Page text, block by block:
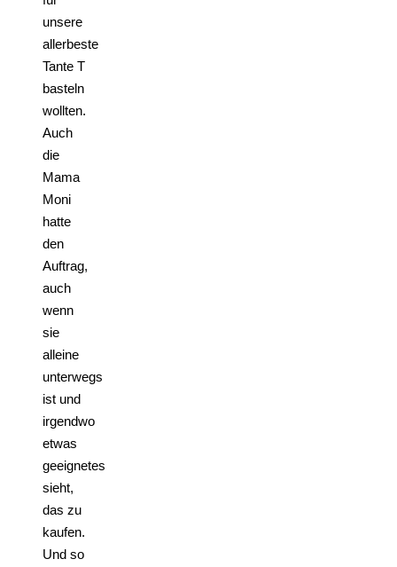
unsere
allerbeste
Tante T
basteln
wollten.
Auch
die
Mama
Moni
hatte
den
Auftrag,
auch
wenn
sie
alleine
unterwegs
ist und
irgendwo
etwas
geeignetes
sieht,
das zu
kaufen.
Und so